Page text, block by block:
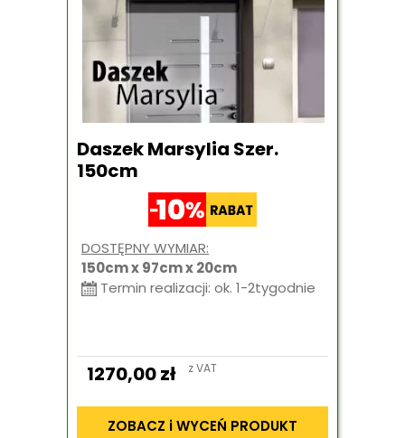
Daszek Marsylia Szer.
150cm
DOSTĘPNY WYMIAR:
150cm x 97cm x 20cm
Termin realizacji: ok. 1-2tygodnie
1270,00zł z VAT
ZOBACZ i WYCEŃ PRODUKT